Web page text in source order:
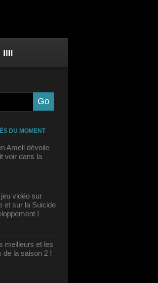
IIII
DU MOMENT
Amell dévoile
voir dans la
vidéo sur
et sur la Suicide
!
meilleurs et les
de la saison 2 !